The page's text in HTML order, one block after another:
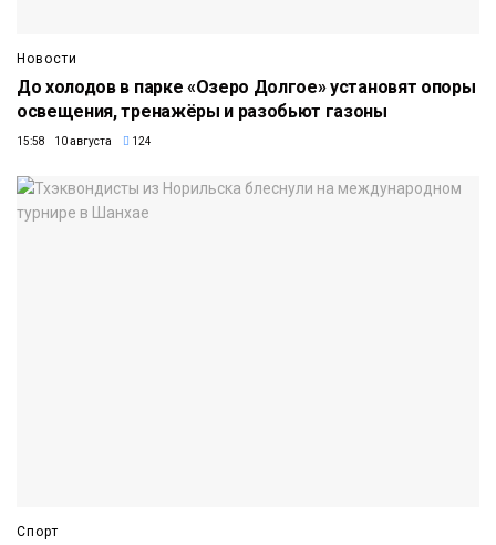
Новости
До холодов в парке «Озеро Долгое» установят опоры
освещения, тренажёры и разобьют газоны
15:58 10 августа 124
Спорт